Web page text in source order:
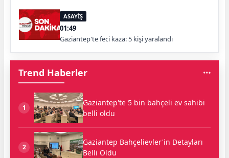
ASAYİŞ
01:49
Gaziantep'te feci kaza: 5 kişi yaralandı
Trend Haberler
1
Gaziantep'te 5 bin bahçeli ev sahibi
belli oldu
2
Gaziantep Bahçelievler'in Detayları
Belli Oldu